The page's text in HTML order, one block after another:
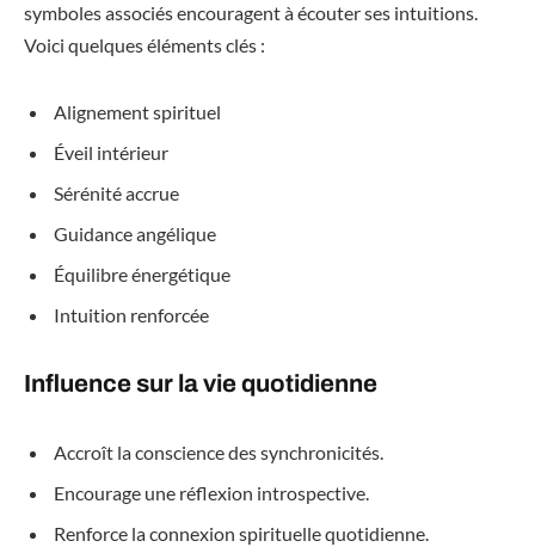
symboles associés encouragent à écouter ses intuitions.
Voici quelques éléments clés :
Alignement spirituel
Éveil intérieur
Sérénité accrue
Guidance angélique
Équilibre énergétique
Intuition renforcée
Influence sur la vie quotidienne
Accroît la conscience des synchronicités.
Encourage une réflexion introspective.
Renforce la connexion spirituelle quotidienne.